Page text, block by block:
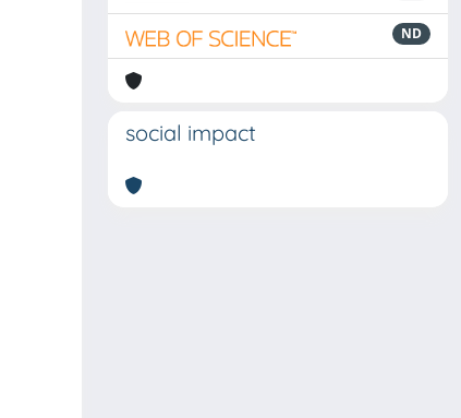
ND
social impact